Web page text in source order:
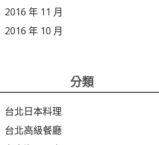
2016 年 11 月
2016 年 10 月
分類
台北日本料理
台北高級餐廳